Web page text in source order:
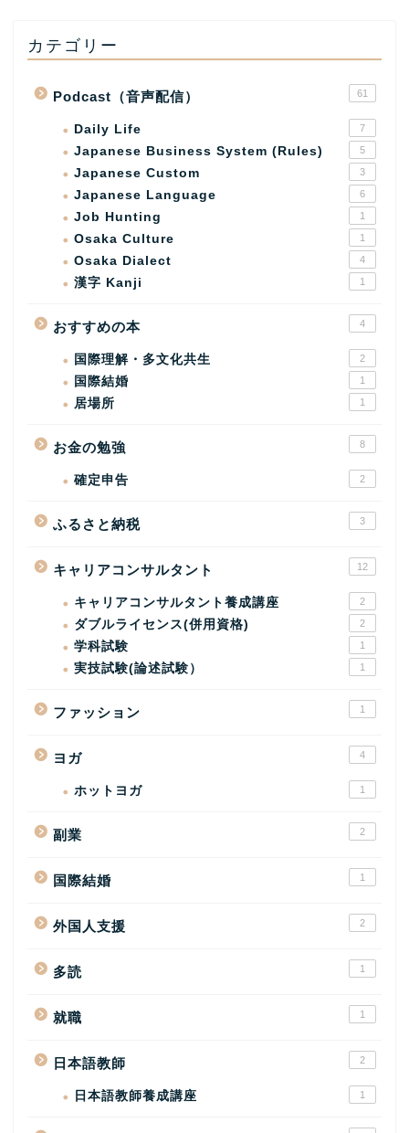
カテゴリー
Podcast（音声配信） 61
Daily Life 7
Japanese Business System (Rules) 5
Japanese Custom 3
Japanese Language 6
Job Hunting 1
Osaka Culture 1
Osaka Dialect 4
漢字 Kanji 1
おすすめの本 4
国際理解・多文化共生 2
国際結婚 1
居場所 1
お金の勉強 8
確定申告 2
ふるさと納税 3
キャリアコンサルタント 12
キャリアコンサルタント養成講座 2
ダブルライセンス(併用資格) 2
学科試験 1
実技試験(論述試験） 1
ファッション 1
ヨガ 4
ホットヨガ 1
副業 2
国際結婚 1
外国人支援 2
多読 1
就職 1
日本語教師 2
日本語教師養成講座 1